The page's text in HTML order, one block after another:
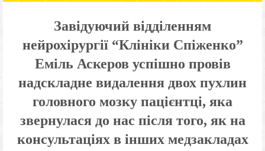
Завідуючий відділенням
нейрохірургії “Клініки Спіженко”
Еміль Аскеров успішно провів
надскладне видалення двох пухлин
головного мозку пацієнтці, яка
звернулася до нас після того, як на
консультаціях в інших медзакладах